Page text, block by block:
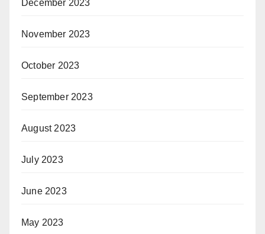
December 2023
November 2023
October 2023
September 2023
August 2023
July 2023
June 2023
May 2023